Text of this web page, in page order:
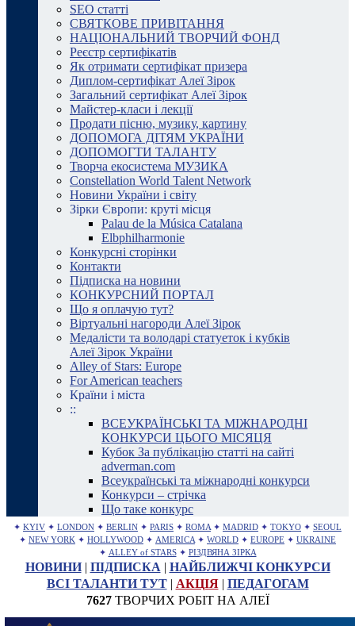
SEO статті
СВЯТКОВЕ ПРИВІТАННЯ
НАЦІОНАЛЬНИЙ ТВОРЧИЙ ФОНД
Реєстр сертифікатів
Як отримати сертифікат призера
Диплом-сертифікат Алеї Зірок
Загальний сертифікат Алеї Зірок
Майстер-класи і лекції
Продати пісню, музику, картину
ДОПОМОГА ДІТЯМ УКРАЇНИ
ДОПОМОГТИ ТАЛАНТУ
Творча екосистема МУЗИКА
Constellation World Talent Network
Новини України і світу
Зірки Європи: круті місця
Palau de la Música Catalana
Elbphilharmonie
Конкурсні сторінки
Контакти
Підписка на новини
КОНКУРСНИЙ ПОРТАЛ
Що я оплачую тут?
Віртуальні нагороди Алеї Зірок
Медалісти та володарі статуеток і кубків
Алеї Зірок України
Alley of Stars: Europe
For American teachers
Країни і міста
::
ВСЕУКРАЇНСЬКІ ТА МІЖНАРОДНІ
КОНКУРСИ ЦЬОГО МІСЯЦЯ
Кубок За публікацію статті на сайті
adverman.com
Всеукраїнські та міжнародні конкурси
Конкурси – стрічка
Що таке конкурс
✦ KYIV ✦ LONDON ✦ BERLIN ✦ PARIS ✦ ROMA ✦ MADRID ✦ TOKYO ✦ SEOUL
✦ NEW YORK ✦ HOLLYWOOD ✦ AMERICA ✦ WORLD ✦ EUROPE ✦ UKRAINE
✦ ALLEY of STARS ✦ РІЗДВЯНА ЗІРКА
НОВИНИ| ПІДПИСКА | НАЙБЛИЖЧІ КОНКУРСИ
ВСІ ТАЛАНТИ ТУТ| АКЦІЯ| ПЕДАГОГАМ
7627ТВОРЧИХ РОБІТ НА АЛЕЇ